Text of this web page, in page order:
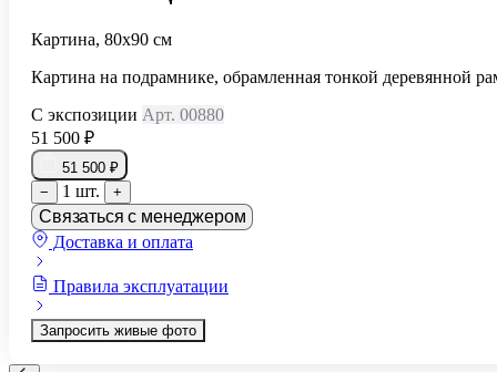
Картина, 80х90 см
Картина на подрамнике, обрамленная тонкой деревянной
С экспозиции Арт. 00880
51 500 ₽
51 500 ₽
−
1 шт. +
Связаться с менеджером
Доставка и оплата
Правила эксплуатации
Запросить живые фото